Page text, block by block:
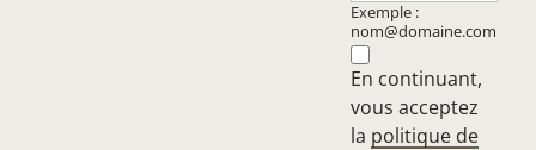
Exemple :
nom@domaine.com
En continuant,
vous acceptez
la politique de